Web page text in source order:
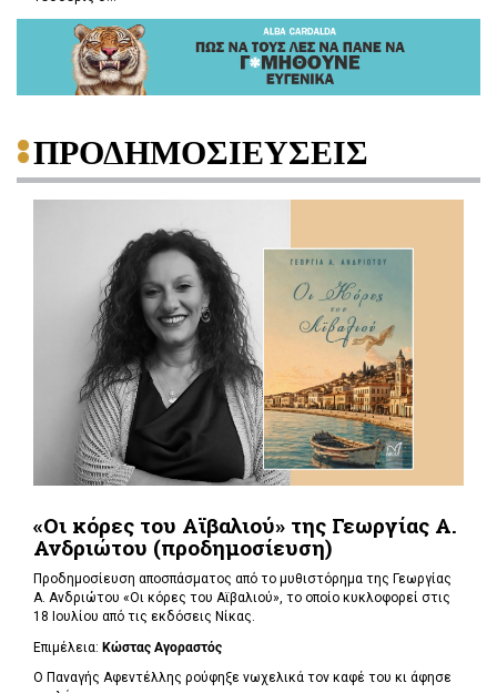
ΠΡΟΔΗΜΟΣΙΕΥΣΕΙΣ
«Οι κόρες του Αϊβαλιού» της Γεωργίας Α.
Ανδριώτου (προδημοσίευση)
Προδημοσίευση αποσπάσματος από το μυθιστόρημα της Γεωργίας
Α. Ανδριώτου «Οι κόρες του Αϊβαλιού», το οποίο κυκλοφορεί στις
18 Ιουλίου από τις εκδόσεις Νίκας.
Επιμέλεια: Κώστας Αγοραστός
Ο Παναγής Αφεντέλλης ρούφηξε νωχελικά τον καφέ του κι άφησε